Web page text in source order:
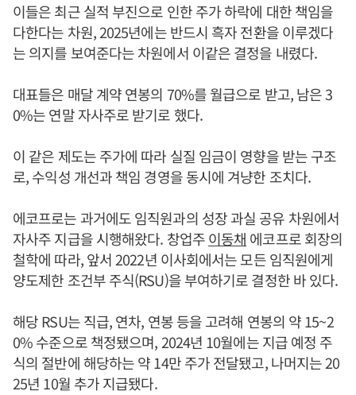
이들은 최근 실적 부진으로 인한 주가 하락에 대한 책임을
다한다는 차원, 2025년에는 반드시 흑자 전환을 이루겠다
는 의지를 보여준다는 차원에서 이같은 결정을 내렸다.
대표들은 매달 계약 연봉의 70%를 월급으로 받고, 남은 3
0%는 연말 자사주로 받기로 했다.
이 같은 제도는 주가에 따라 실질 임금이 영향을 받는 구조
로, 수익성 개선과 책임 경영을 동시에 겨냥한 조치다.
에코프로는 과거에도 임직원과의 성장 과실 공유 차원에서
자사주 지급을 시행해왔다. 창업주이동채 에코프로 회장의
철학에 따라, 앞서 2022년 이사회에서는 모든 임직원에게
양도제한 조건부 주식(RSU)을 부여하기로 결정한 바 있다.
해당 RSU는 직급, 연차, 연봉 등을 고려해 연봉의 약 15~2
0% 수준으로 책정됐으며, 2024년 10월에는 지급 예정 주
식의 절반에 해당하는 약 14만 주가 전달됐고, 나머지는 20
25년 10월 추가 지급됐다.